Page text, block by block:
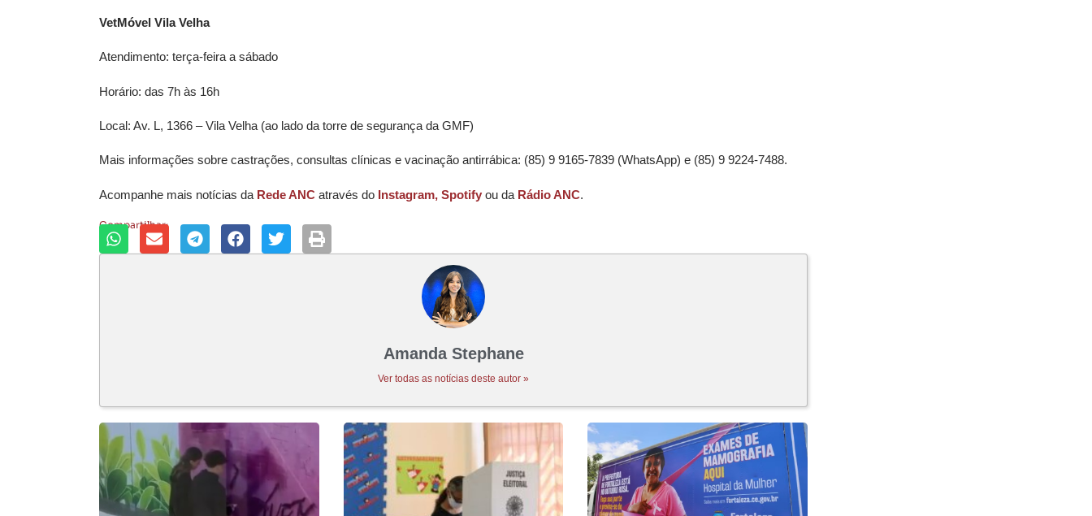
VetMóvel Vila Velha
Atendimento: terça-feira a sábado
Horário: das 7h às 16h
Local: Av. L, 1366 – Vila Velha (ao lado da torre de segurança da GMF)
Mais informações sobre castrações, consultas clínicas e vacinação antirrábica: (85) 9 9165-7839 (WhatsApp) e (85) 9 9224-7488.
Acompanhe mais notícias da Rede ANC através do Instagram, Spotify ou da Rádio ANC.
Compartilhar:
Amanda Stephane
Ver todas as notícias deste autor »